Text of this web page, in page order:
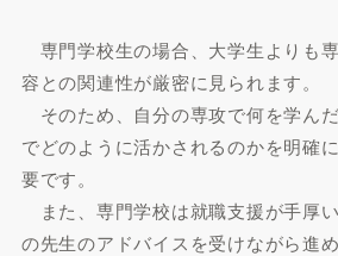
専門学校生の場合、大学生よりも
容との関連性が厳密に見られます。
そのため、自分の専攻で何を学ん
でどのように活かされるのかを明確
要です。
また、専門学校は就職支援が手厚
の先生のアドバイスを受けながら進め